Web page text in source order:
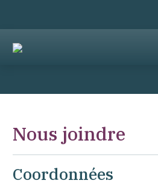
Nous joindre
Coordonnées